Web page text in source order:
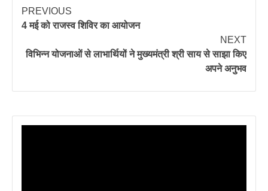
PREVIOUS
4 मई को राजस्व शिविर का आयोजन
NEXT
विभिन्न योजनाओं से लाभार्थियों ने मुख्यमंत्री श्री साय से साझा किए
अपने अनुभव